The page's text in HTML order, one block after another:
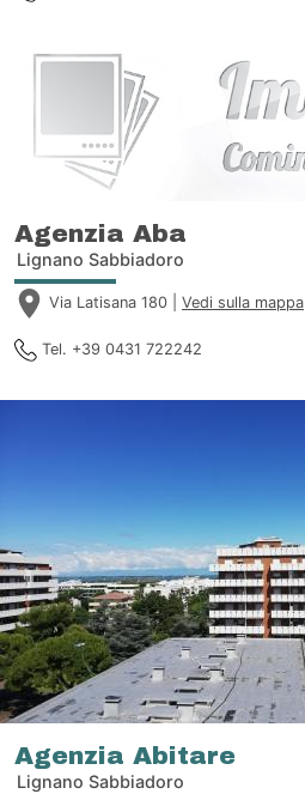
Agenzia Aba
Lignano Sabbiadoro
Via Latisana 180 | Vedi sulla mappa
Tel. +39 0431 722242
Agenzia Abitare
Lignano Sabbiadoro